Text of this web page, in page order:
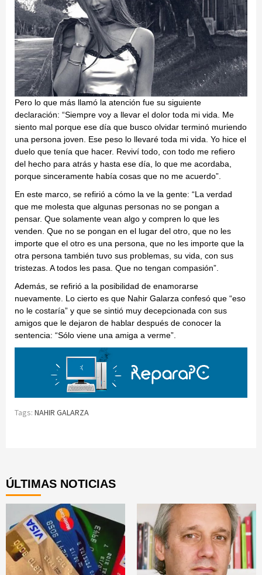
Pero lo que más llamó la atención fue su siguiente
declaración: “Siempre voy a llevar el dolor toda mi vida. Me
siento mal porque ese día que busco olvidar terminó muriendo
una persona joven. Ese peso lo llevaré toda mi vida. Yo hice el
duelo que tenía que hacer. Reviví todo, con todo me refiero
del hecho para atrás y hasta ese día, lo que me acordaba,
porque sinceramente había cosas que no me acuerdo”.
En este marco, se refirió a cómo la ve la gente: “La verdad
que me molesta que algunas personas no se pongan a
pensar. Que solamente vean algo y compren lo que les
venden. Que no se pongan en el lugar del otro, que no les
importe que el otro es una persona, que no les importe que la
otra persona también tuvo sus problemas, su vida, con sus
tristezas. A todos les pasa. Que no tengan compasión”.
Además, se refirió a la posibilidad de enamorarse
nuevamente. Lo cierto es que Nahir Galarza confesó que “eso
no le costaría” y que se sintió muy decepcionada con sus
amigos que le dejaron de hablar después de conocer la
sentencia: “Sólo viene una amiga a verme”.
Tags: NAHIR GALARZA
ÚLTIMAS NOTICIAS